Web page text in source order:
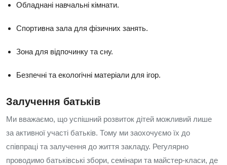
Обладнані навчальні кімнати.
Спортивна зала для фізичних занять.
Зона для відпочинку та сну.
Безпечні та екологічні матеріали для ігор.
Залучення батьків
Ми вважаємо, що успішний розвиток дітей можливий лише
за активної участі батьків. Тому ми заохочуємо їх до
співпраці та залучення до життя закладу. Регулярно
проводимо батьківські збори, семінари та майстер-класи, де